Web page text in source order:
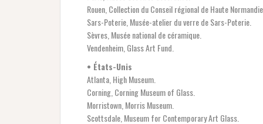
Rouen, Collection du Conseil régional de Haute
Sars-Poterie, Musée-atelier du verre de Sars-Poterie.
Sèvres, Musée national de céramique.
Vendenheim, Glass Art Fund.
• États-Unis
Atlanta, High Museum.
Corning, Corning Museum of Glass.
Morristown, Morris Museum.
Scottsdale, Museum for Contemporary Art Glass.